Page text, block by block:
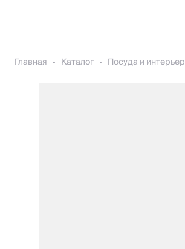
Главная Каталог Посуда и интерьер